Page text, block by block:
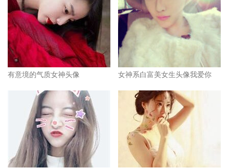
有意境的气质女神头像 女神系白富美女生头像我爱你